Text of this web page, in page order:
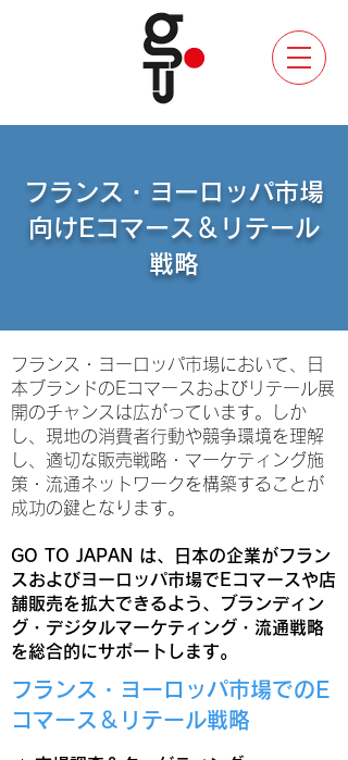
フランス・ヨーロッパ市場
向けEコマース＆リテール
戦略
フランス・ヨーロッパ市場において、日
本ブランドのEコマースおよびリテール展
開のチャンスは広がっています。しか
し、現地の消費者行動や競争環境を理解
し、適切な販売戦略・マーケティング施
策・流通ネットワークを構築することが
成功の鍵となります。
GO TO JAPAN は、日本の企業がフラン
スおよびヨーロッパ市場でEコマースや店
舗販売を拡大できるよう、ブランディン
グ・デジタルマーケティング・流通戦略
を総合的にサポートします。
フランス・ヨーロッパ市場でのE
コマース＆リテール戦略